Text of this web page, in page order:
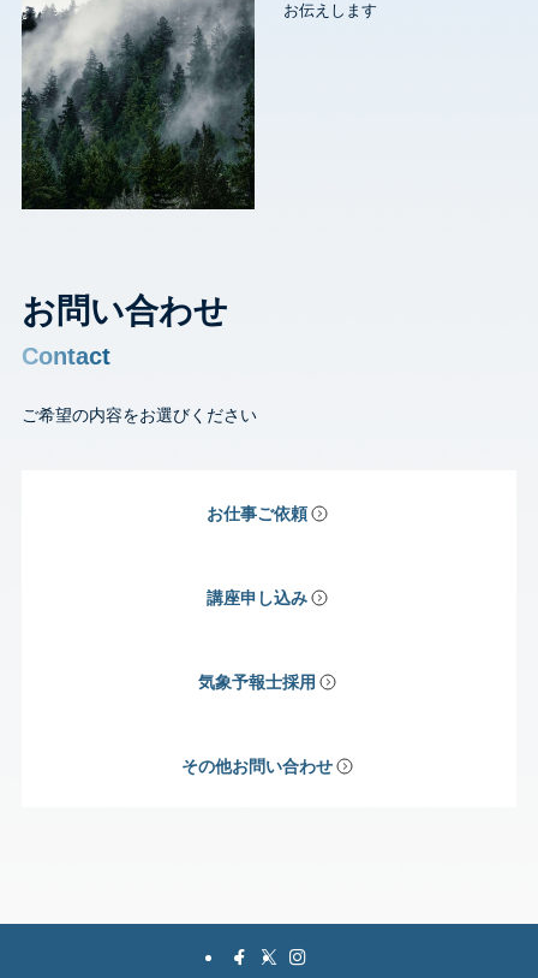
お伝えします
お問い合わせ
Contact
ご希望の内容をお選びください
お仕事ご依頼
講座申し込み
気象予報士採用
その他お問い合わせ